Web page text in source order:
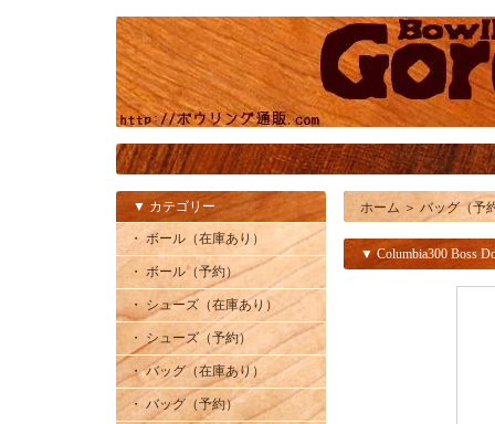
▼ カテゴリー
・ ボール（在庫あり）
・ ボール（予約）
・ シューズ（在庫あり）
・ シューズ（予約）
・ バッグ（在庫あり）
・ バッグ（予約）
ホーム ＞ バッグ（予
▼ Columbia300 Boss